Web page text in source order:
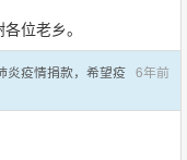
位老乡。
6年前
炎疫情捐款，希望疫